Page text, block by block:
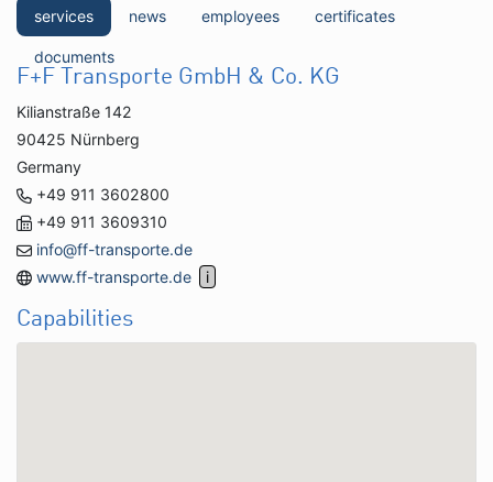
services news employees certificates
documents
F+F Transporte GmbH & Co. KG
Kilianstraße 142
90425 Nürnberg
Germany
+49 911 3602800
+49 911 3609310
info@ff-transporte.de
www.ff-transporte.de
Capabilities